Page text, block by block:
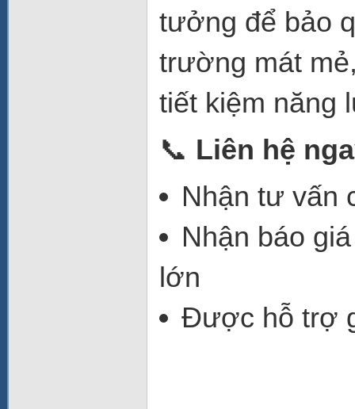
tưởng để bảo
trường mát
tiết kiệm năng
📞 Liên hệ
Nhận tư vấn
Nhận báo
lớn
Được hỗ trợ